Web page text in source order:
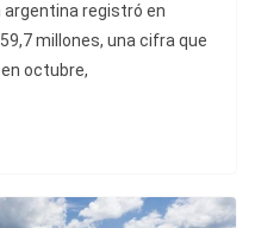
argentina registró en
millones, una cifra que
octubre,